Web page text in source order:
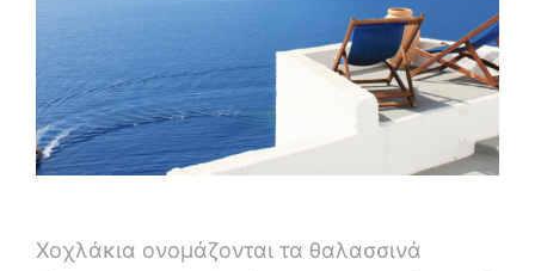
Χοχλάκια ονομάζονται τα θαλασσινά